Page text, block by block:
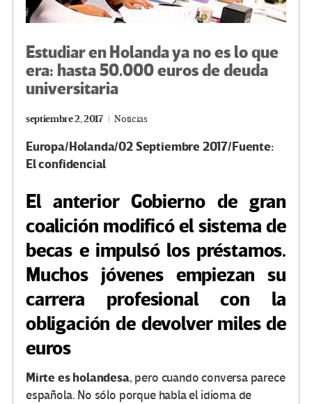
Estudiar en Holanda ya no es lo que
era: hasta 50.000 euros de deuda
universitaria
septiembre 2, 2017 Noticias
Europa/Holanda/02 Septiembre 2017/Fuente:
El confidencial
El anterior Gobierno de gran
coalición modificó el sistema de
becas e impulsó los préstamos.
Muchos jóvenes empiezan su
carrera profesional con la
obligación de devolver miles de
euros
Mirte es holandesa, pero cuando conversa parece
española. No sólo porque habla el idioma de